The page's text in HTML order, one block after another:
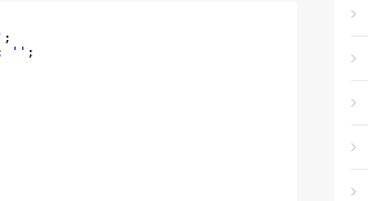
;
'' ;